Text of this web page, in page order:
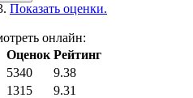
Показать оценки.
онлайн:
Оценок Рейтинг
5340
9.38
1315
9.31